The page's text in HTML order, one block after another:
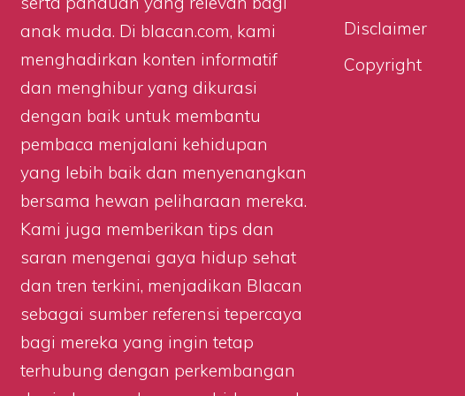
anak muda. Di blacan.com, kami
menghadirkan konten informatif
dan menghibur yang dikurasi
dengan baik untuk membantu
pembaca menjalani kehidupan
yang lebih baik dan menyenangkan
bersama hewan peliharaan mereka.
Kami juga memberikan tips dan
saran mengenai gaya hidup sehat
dan tren terkini, menjadikan Blacan
sebagai sumber referensi tepercaya
bagi mereka yang ingin tetap
terhubung dengan perkembangan
Disclaimer
Copyright